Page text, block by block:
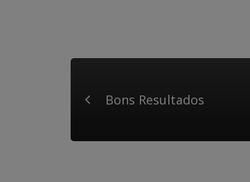
Bons Resultados